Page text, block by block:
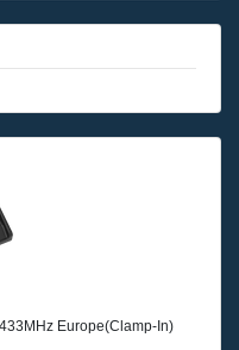
Europe(Clamp-In)